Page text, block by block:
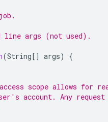
args (not used).
(String[] args) {
scope allows for
account. Any